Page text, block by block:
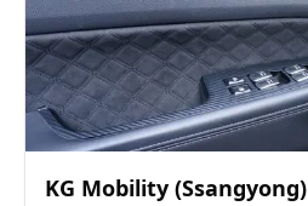
KG Mobility (Ssangyong)